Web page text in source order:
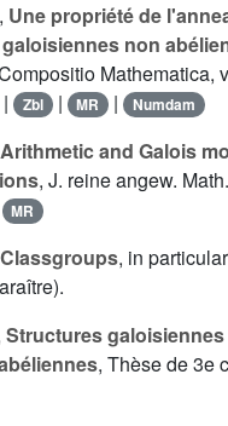
, Une propriété de
non
Mathematica,
Zbl | MR | Numdam
Arithmetic and Galois
, J. reine angew.
MR
Classgroups, in
Structures
, Thèse de 3e